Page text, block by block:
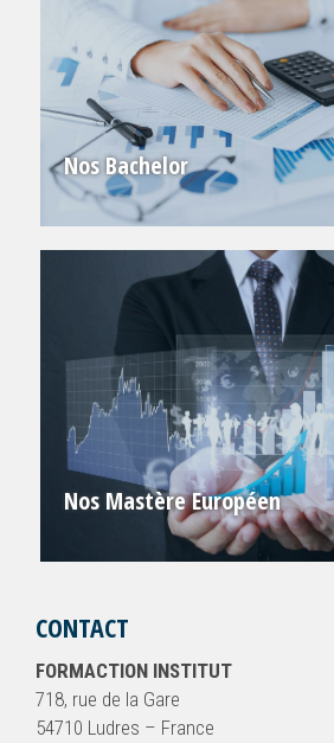
Nos Bachelor
Nos Mastère Européen
CONTACT
FORMACTION INSTITUT
718, rue de la Gare
54710 Ludres – France